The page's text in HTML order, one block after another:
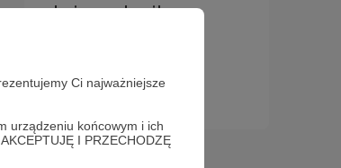
Ci najważniejsze
urządzeniu końcowym i ich
I PRZECHODZĘ
Już za chwilę